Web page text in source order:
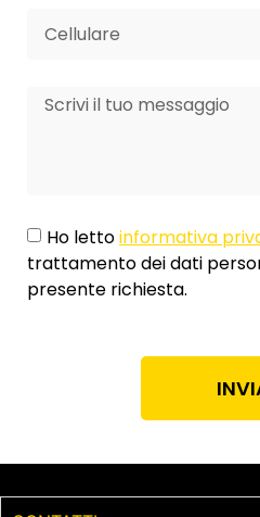
Ho lettoinformativa
trattamento dei dati
presente richiesta.